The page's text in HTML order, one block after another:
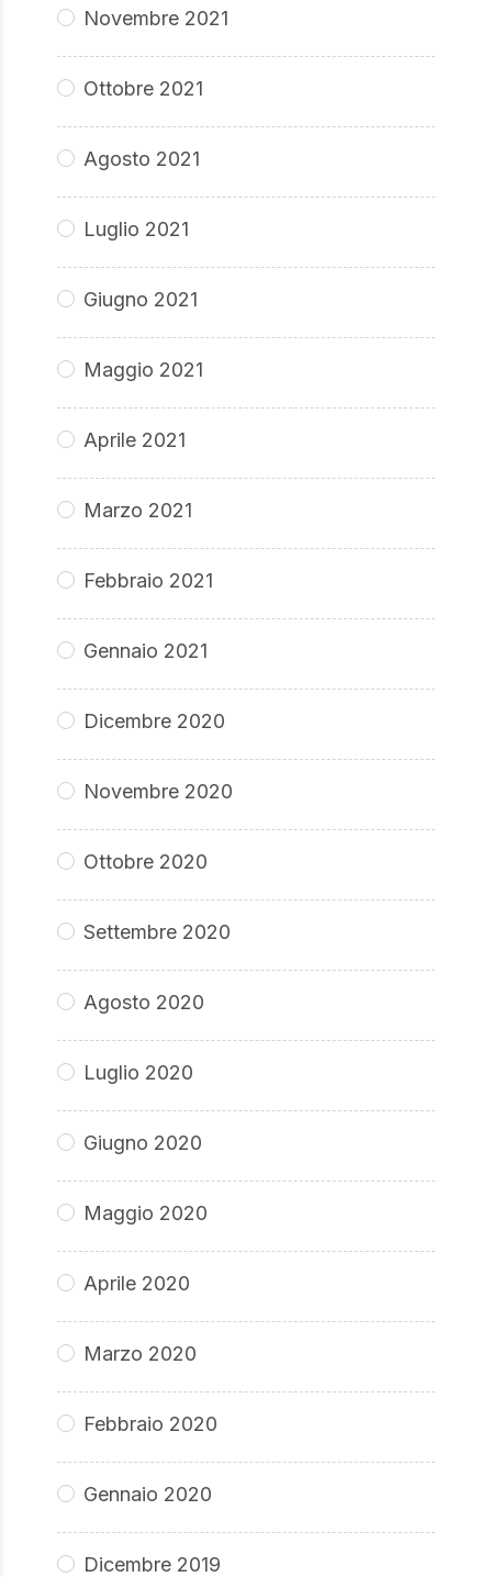
Novembre 2021
Ottobre 2021
Agosto 2021
Luglio 2021
Giugno 2021
Maggio 2021
Aprile 2021
Marzo 2021
Febbraio 2021
Gennaio 2021
Dicembre 2020
Novembre 2020
Ottobre 2020
Settembre 2020
Agosto 2020
Luglio 2020
Giugno 2020
Maggio 2020
Aprile 2020
Marzo 2020
Febbraio 2020
Gennaio 2020
Dicembre 2019